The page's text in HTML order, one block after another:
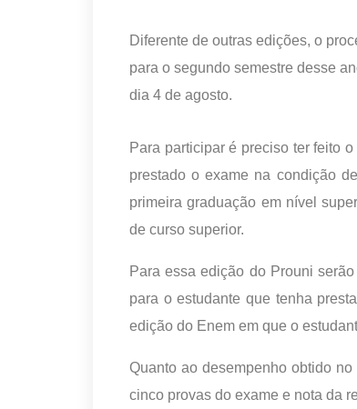
Diferente de outras edições, o
para o segundo semestre desse
dia 4 de agosto.
Para participar é preciso ter feito
prestado o exame na condição
primeira graduação em nível
de curso superior.
Para essa edição do Prouni
para o estudante que tenha
edição do Enem em que o
Quanto ao desempenho obtido
cinco provas do exame e nota da